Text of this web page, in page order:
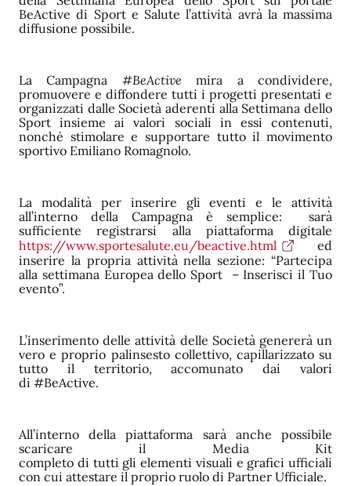
BeActive di Sport e Salute l’attività avrà la massima
diffusione possibile.
La Campagna #BeActive mira a condividere,
promuovere e diffondere tutti i progetti presentati e
organizzati dalle Società aderenti alla Settimana dello
Sport insieme ai valori sociali in essi contenuti,
nonché stimolare e supportare tutto il movimento
sportivo Emiliano Romagnolo.
La modalità per inserire gli eventi e le attività
all’interno della Campagna è semplice: sarà
sufficiente registrarsi alla piattaforma digitale
https://www.sportesalute.eu/beactive.html
ed
inserire la propria attività nella sezione: “Partecipa
alla settimana Europea dello Sport – Inserisci il Tuo
evento”.
L’inserimento delle attività delle Società genererà un
vero e proprio palinsesto collettivo, capillarizzato su
tutto il territorio, accomunato dai valori
di #BeActive.
All’interno della piattaforma sarà anche possibile
scaricare il Media Kit
completo di tutti gli elementi visuali e grafici ufficiali
con cui attestare il proprio ruolo di Partner Ufficiale.